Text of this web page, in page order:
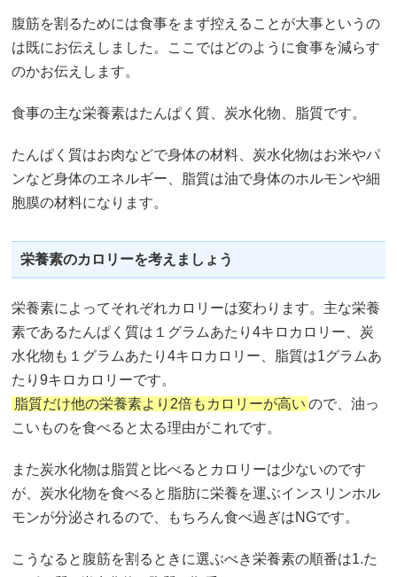
腹筋を割るためには食事をまず控えることが大事というの
は既にお伝えしました。ここではどのように食事を減らす
のかお伝えします。
食事の主な栄養素はたんぱく質、炭水化物、脂質です。
たんぱく質はお肉などで身体の材料、炭水化物はお米やパ
ンなど身体のエネルギー、脂質は油で身体のホルモンや細
胞膜の材料になります。
栄養素のカロリーを考えましょう
栄養素によってそれぞれカロリーは変わります。主な栄養
素であるたんぱく質は１グラムあたり4キロカロリー、炭
水化物も１グラムあたり4キロカロリー、脂質は1グラムあ
たり9キロカロリーです。
脂質だけ他の栄養素より2倍もカロリーが高い ので、油っ
こいものを食べると太る理由がこれです。
また炭水化物は脂質と比べるとカロリーは少ないのです
が、炭水化物を食べると脂肪に栄養を運ぶインスリンホル
モンが分泌されるので、もちろん食べ過ぎはNGです。
こうなると腹筋を割るときに選ぶべき栄養素の順番は1.た